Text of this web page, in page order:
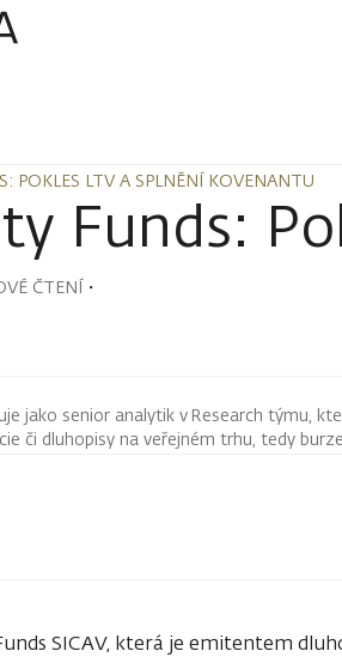
POKLES LTV A SPLNĚNÍ KOVENANTU
POKLES LTV A SPLNĚNÍ KOVENANTU
Funds:
ČTENÍ・
jako senior analytik v Research týmu,
či dluhopisy na veřejném trhu, tedy
SICAV, která je emitentem